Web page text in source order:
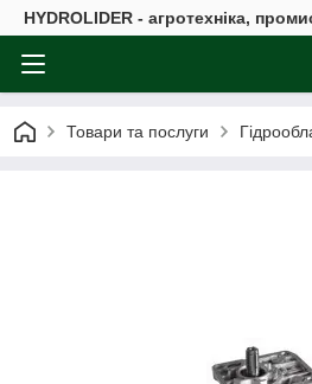
HYDROLIDER - агротехніка,
Товари та послуги